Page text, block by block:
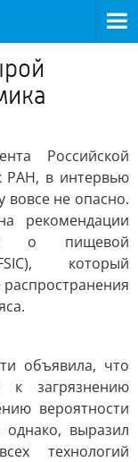
Российской
РАН, в интервью
вовсе не опасно.
рекомендации
о пищевой
который
объявила, что
загрязнению
вероятности
выразил
технологий